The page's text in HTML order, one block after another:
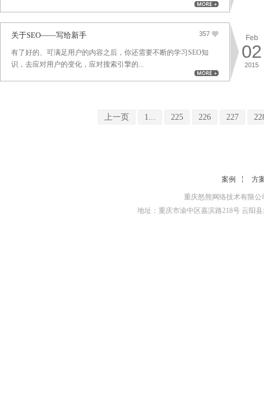
关于SEO——写给新手 357
有了好的、可满足用户的内容之后，你还需要不断的学习SEO知
识，去应对用户的变化，应对搜索引擎的...
Feb
02
2015
上一页 1... 225 226 227
案例 方
重庆怒熊网络技术有限
地址：重庆市渝中区嘉滨路218号 云阳